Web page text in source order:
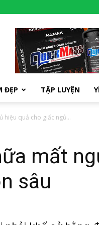
ĐẸP TẬP LUYỆN
hiệu quả cho giấc ngủ...
mất
sâu